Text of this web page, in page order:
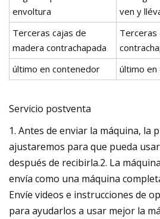
envoltura
ven y
Terceras cajas de
madera contrachapada
Terceras
último en contenedor
último
Servicio postventa
1. Antes de enviar la máquina, la
ajustaremos para que pueda
después de recibirla.2. La
envía como una máquina
Envíe videos e instrucciones de
para ayudarlos a usar mejor la